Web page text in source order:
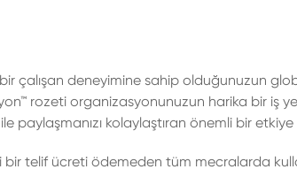
çalışan deneyimine sahip olduğunuzun
rozeti organizasyonunuzun harika bir iş
paylaşmanızı kolaylaştıran önemli bir etkiye
telif ücreti ödemeden tüm mecralarda